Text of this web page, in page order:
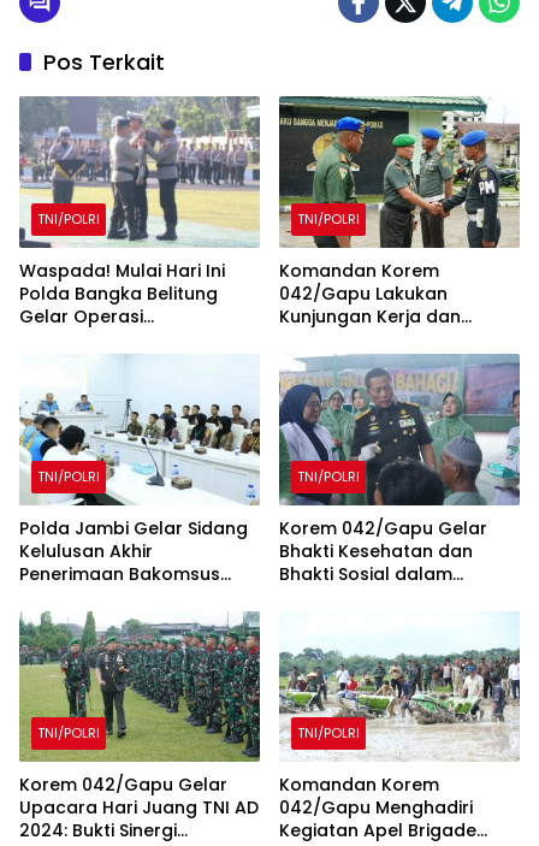
Pos Terkait
TNI/POLRI
Waspada! Mulai Hari Ini
Polda Bangka Belitung
Gelar Operasi
TNI/POLRI
Komandan Korem
042/Gapu Lakukan
Kunjungan Kerja dan
Jambi
TNI/POLRI
Polda Jambi Gelar Sidang
Kelulusan Akhir
Penerimaan Bakomsus
TNI/POLRI
Korem 042/Gapu Gelar
Bhakti Kesehatan dan
Bhakti Sosial dalam
Juang TNI AD Tahun 2024
TNI/POLRI
Korem 042/Gapu Gelar
Upacara Hari Juang TNI AD
2024: Bukti Sinergi
TNI/POLRI
Komandan Korem
042/Gapu Menghadiri
Kegiatan Apel Brigade